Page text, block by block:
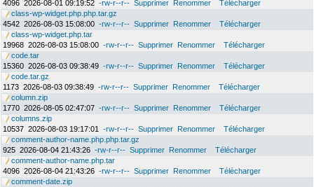
4096 2026-08-01 09:19:52 -rw-r--r-- Supprimer Renommer
Télécharger
class-wp-widget.php.php.tar.gz
4542 2026-08-03 15:08:00 -rw-r--r-- Supprimer Renommer
Télécharger
class-wp-widget.php.tar
19968 2026-08-03 15:08:00 -rw-r--r-- Supprimer Renommer
Télécharger
code.tar
15360 2026-08-03 09:38:49 -rw-r--r-- Supprimer Renommer
Télécharger
code.tar.gz
1173 2026-08-03 09:38:49 -rw-r--r-- Supprimer Renommer
Télécharger
column.zip
1770 2026-08-05 02:47:07 -rw-r--r-- Supprimer Renommer
Télécharger
columns.zip
10537 2026-08-03 19:17:01 -rw-r--r-- Supprimer Renommer
Télécharger
comment-author-name.php.php.tar.gz
925 2026-08-04 21:43:26 -rw-r--r-- Supprimer Renommer
Télécharger
comment-author-name.php.tar
4096 2026-08-04 21:43:26 -rw-r--r-- Supprimer Renommer
Télécharger
comment-date.zip